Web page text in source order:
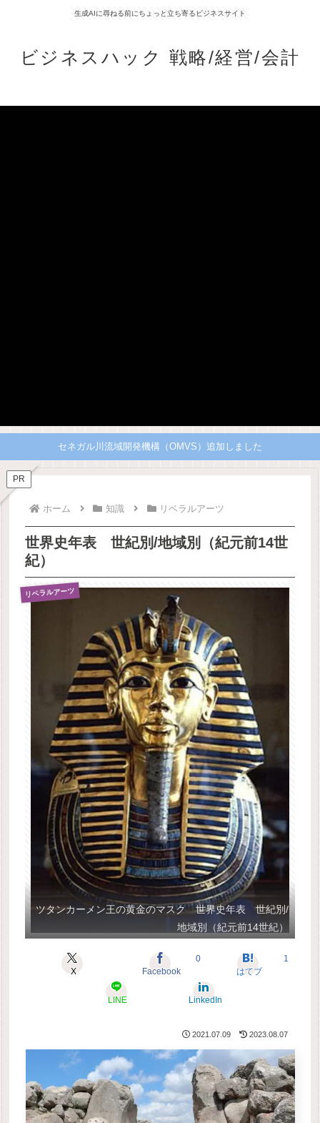
生成AIに尋ねる前にちょっと立ち寄るビジネスサイト
ビジネスハック 戦略/経営/会計
セネガル川流域開発機構（OMVS）追加しました
PR
ホーム 知識 リベラルアーツ
世界史年表 世紀別/地域別（紀元前14世
紀）
リベラルアーツ
ツタンカーメン王の黄金のマスク 世界史年表 世紀別/
地域別（紀元前14世紀）
X Facebook
0
はてブ
1
LINE LinkedIn
2021.07.09 2023.08.07